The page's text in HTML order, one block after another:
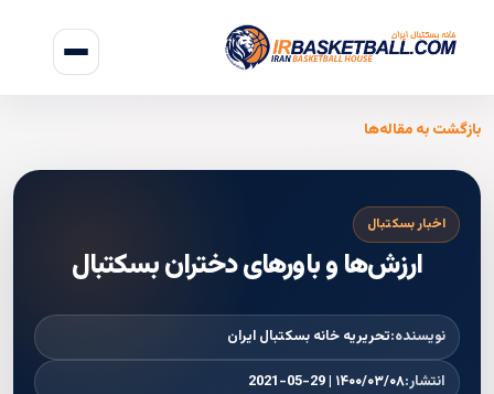
بازگشت به مقاله‌ها
اخبار بسکتبال
ارزش‌ها و باورهای دختران بسکتبال
نویسنده:تحریریه خانه بسکتبال ایران
انتشار:۱۴۰۰/۰۳/۰۸ | 2021-05-29